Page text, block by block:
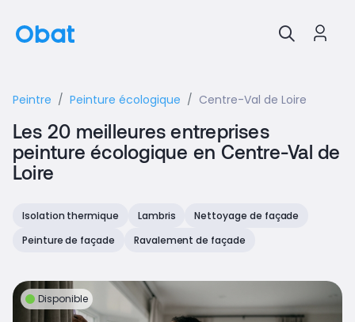
Peintre Peinture écologique Centre-Val de Loire
Les 20 meilleures entreprises
peinture écologique en Centre-Val de
Loire
Isolation thermique Lambris
Nettoyage de façade
Peinture de façade
Ravalement de façade
Disponible